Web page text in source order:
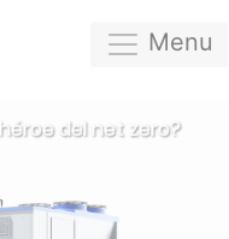
Menu
del net zero?